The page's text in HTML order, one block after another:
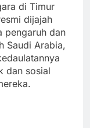
di Timur
dijajah
pengaruh dan
Saudi Arabia,
dan sosial